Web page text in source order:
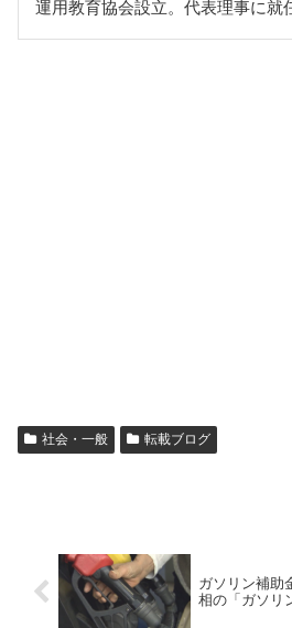
運用教育協会設立。代表理事に就
社会・一般 転載ブログ
ガソリン補
相の「ガソリ